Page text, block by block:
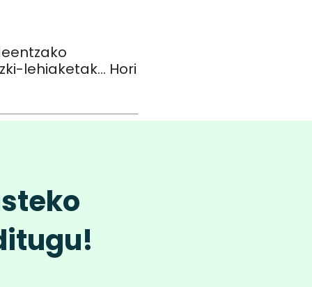
lehiaketak... Hori